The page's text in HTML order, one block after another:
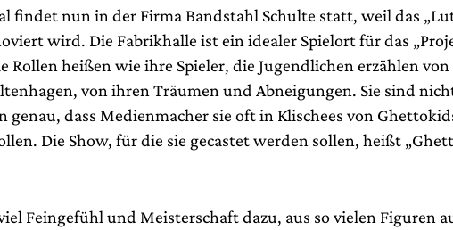
findet nun in der Firma Bandstahl Schulte statt, weil das
wird. Die Fabrikhalle ist ein idealer Spielort für das
Rollen heißen wie ihre Spieler, die Jugendlichen erzählen
von ihren Träumen und Abneigungen. Sie sind
genau, dass Medienmacher sie oft in Klischees von
Die Show, für die sie gecastet werden sollen, heißt
Feingefühl und Meisterschaft dazu, aus so vielen Figuren